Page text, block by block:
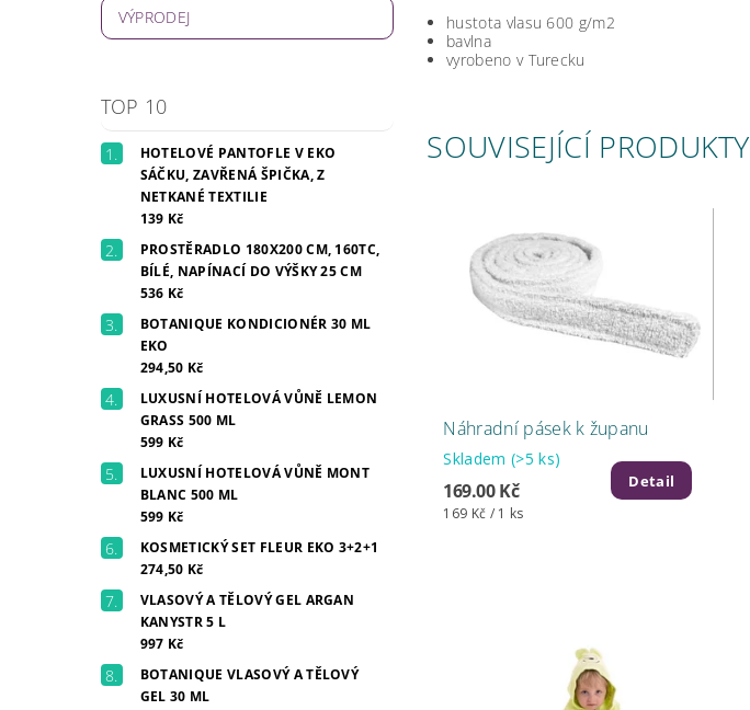
VÝPRODEJ
TOP 10
HOTELOVÉ PANTOFLE V EKO
SÁČKU, ZAVŘENÁ ŠPIČKA, Z
NETKANÉ TEXTILIE
139 Kč
PROSTĚRADLO 180X200 CM, 160TC,
BÍLÉ, NAPÍNACÍ DO VÝŠKY 25 CM
536 Kč
BOTANIQUE KONDICIONÉR 30 ML
EKO
294,50 Kč
LUXUSNÍ HOTELOVÁ VŮNĚ LEMON
GRASS 500 ML
599 Kč
LUXUSNÍ HOTELOVÁ VŮNĚ MONT
BLANC 500 ML
599 Kč
KOSMETICKÝ SET FLEUR EKO 3+2+1
274,50 Kč
VLASOVÝ A TĚLOVÝ GEL ARGAN
KANYSTR 5 L
997 Kč
BOTANIQUE VLASOVÝ A TĚLOVÝ
GEL 30 ML
hustota vlasu 600 g/m2
bavlna
vyrobeno v Turecku
SOUVISEJÍCÍ PRODUKTY
Náhradní pásek k županu
Skladem (>5 ks)
169.00 Kč
169 Kč / 1 ks
Detail